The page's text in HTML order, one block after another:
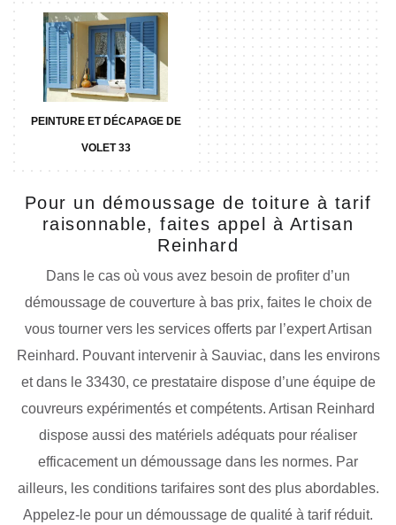
PEINTURE ET DÉCAPAGE DE
VOLET 33
Pour un démoussage de toiture à tarif
raisonnable, faites appel à Artisan
Reinhard
Dans le cas où vous avez besoin de profiter d’un
démoussage de couverture à bas prix, faites le choix de
vous tourner vers les services offerts par l’expert Artisan
Reinhard. Pouvant intervenir à Sauviac, dans les environs
et dans le 33430, ce prestataire dispose d’une équipe de
couvreurs expérimentés et compétents. Artisan Reinhard
dispose aussi des matériels adéquats pour réaliser
efficacement un démoussage dans les normes. Par
ailleurs, les conditions tarifaires sont des plus abordables.
Appelez-le pour un démoussage de qualité à tarif réduit.